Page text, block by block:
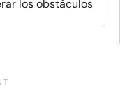
los obstáculos